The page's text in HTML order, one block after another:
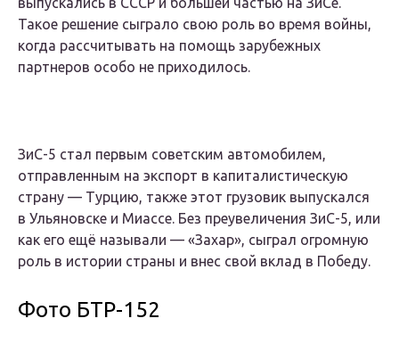
Такое решение сыграло свою роль во время войны,
когда рассчитывать на помощь зарубежных
партнеров особо не приходилось.
ЗиС-5 стал первым советским автомобилем,
отправленным на экспорт в капиталистическую
страну — Турцию, также этот грузовик выпускался
в Ульяновске и Миассе. Без преувеличения ЗиС-5, или
как его ещё называли — «Захар», сыграл огромную
роль в истории страны и внес свой вклад в Победу.
Фото БТР-152